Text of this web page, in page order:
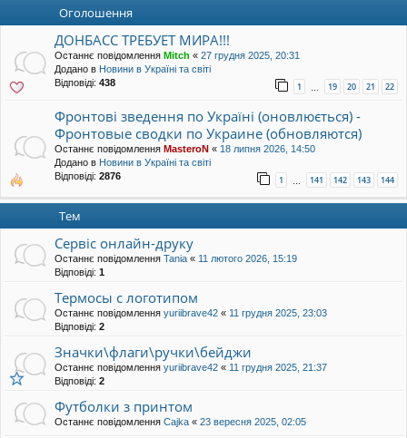
Оголошення
ДОНБАСС ТРЕБУЕТ МИРА!!!
Останнє повідомлення Mitch « 27 грудня 2025, 20:31
Додано в Новини в Україні та світі
Відповіді: 438 1 … 19 20 21 22
Фронтові зведення по Україні (оновлюється) -
Фронтовые сводки по Украине (обновляются)
Останнє повідомлення MasteroN « 18 липня 2026, 14:50
Додано в Новини в Україні та світі
Відповіді: 2876 1 … 141 142 143 144
Тем
Cервіс онлайн-друку
Останнє повідомлення Tania « 11 лютого 2026, 15:19
Відповіді: 1
Термосы с логотипом
Останнє повідомлення yuriibrave42 « 11 грудня 2025, 23:03
Відповіді: 2
Значки\флаги\ручки\бейджи
Останнє повідомлення yuriibrave42 « 11 грудня 2025, 21:37
Відповіді: 2
Футболки з принтом
Останнє повідомлення Cajka « 23 вересня 2025, 02:05